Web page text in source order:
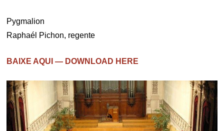
Pygmalion
Raphaél Pichon, regente
BAIXE AQUI — DOWNLOAD HERE